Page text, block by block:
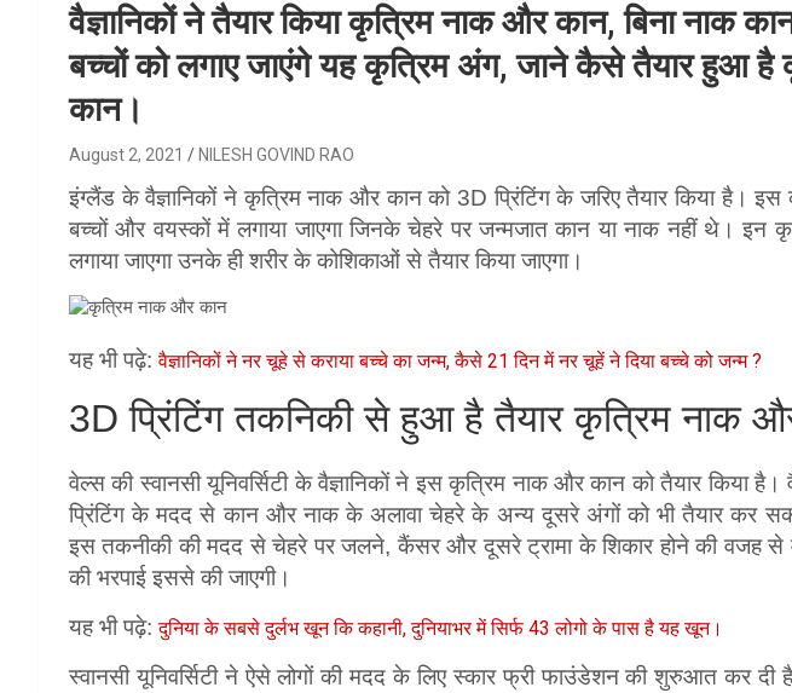
वैज्ञानिकों ने तैयार किया कृत्रिम नाक और कान, बिना नाक
बच्चों को लगाए जाएंगे यह कृत्रिम अंग, जाने कैसे तैयार हुआ
कान।
August 2, 2021 NILESH GOVIND RAO
इंग्लैंड के वैज्ञानिकों ने कृत्रिम नाक और कान को 3D प्रिंटिंग के जरिए तैयार किया है।
बच्चों और वयस्कों में लगाया जाएगा जिनके चेहरे पर जन्मजात कान या नाक नहीं थे। इन
लगाया जाएगा उनके ही शरीर के कोशिकाओं से तैयार किया जाएगा।
यह भी पढ़े:वैज्ञानिकों ने नर चूहे से कराया बच्चे का जन्म, कैसे 21 दिन में नर चूहें ने दिया बच्चे को जन्म ?
3D प्रिंटिंग तकनिकी से हुआ है तैयार कृत्रिम नाक
वेल्स की स्वानसी यूनिवर्सिटी के वैज्ञानिकों ने इस कृत्रिम नाक और कान को तैयार किया है।
प्रिंटिंग के मदद से कान और नाक के अलावा चेहरे के अन्य दूसरे अंगों को भी तैयार कर
इस तकनीकी की मदद से चेहरे पर जलने, कैंसर और दूसरे ट्रामा के शिकार होने की वजह से
की भरपाई इससे की जाएगी।
यह भी पढ़े:दुनिया के सबसे दुर्लभ खून कि कहानी, दुनियाभर में सिर्फ 43 लोगो के पास है यह खून।
स्वानसी यूनिवर्सिटी ने ऐसे लोगों की मदद के लिए स्कार फ्री फाउंडेशन की शुरुआत कर